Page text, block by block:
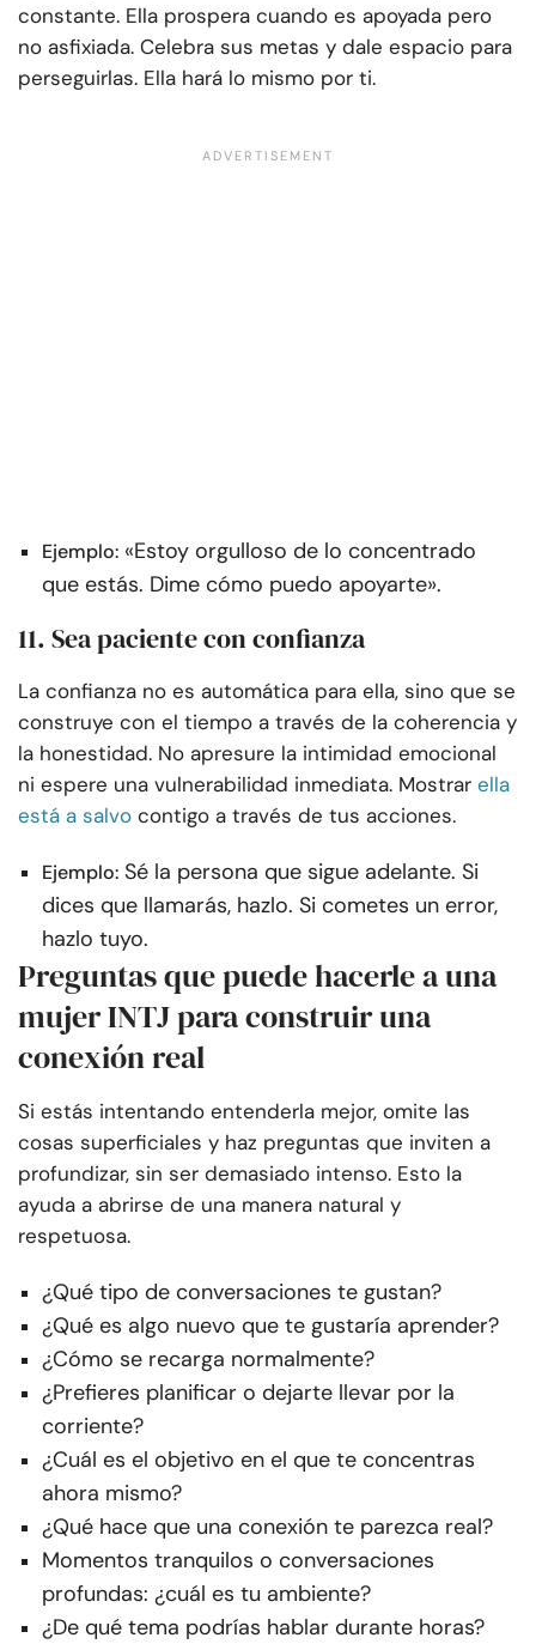
constante. Ella prospera cuando es apoyada pero
no asfixiada. Celebra sus metas y dale espacio para
perseguirlas. Ella hará lo mismo por ti.
Ejemplo: «Estoy orgulloso de lo concentrado
que estás. Dime cómo puedo apoyarte».
11. Sea paciente con confianza
La confianza no es automática para ella, sino que se
construye con el tiempo a través de la coherencia y
la honestidad. No apresure la intimidad emocional
ni espere una vulnerabilidad inmediata. Mostrar ella
está a salvo contigo a través de tus acciones.
Ejemplo: Sé la persona que sigue adelante. Si
dices que llamarás, hazlo. Si cometes un error,
hazlo tuyo.
Preguntas que puede hacerle a una
mujer INTJ para construir una
conexión real
Si estás intentando entenderla mejor, omite las
cosas superficiales y haz preguntas que inviten a
profundizar, sin ser demasiado intenso. Esto la
ayuda a abrirse de una manera natural y
respetuosa.
¿Qué tipo de conversaciones te gustan?
¿Qué es algo nuevo que te gustaría aprender?
¿Cómo se recarga normalmente?
¿Prefieres planificar o dejarte llevar por la
corriente?
¿Cuál es el objetivo en el que te concentras
ahora mismo?
¿Qué hace que una conexión te parezca real?
Momentos tranquilos o conversaciones
profundas: ¿cuál es tu ambiente?
¿De qué tema podrías hablar durante horas?